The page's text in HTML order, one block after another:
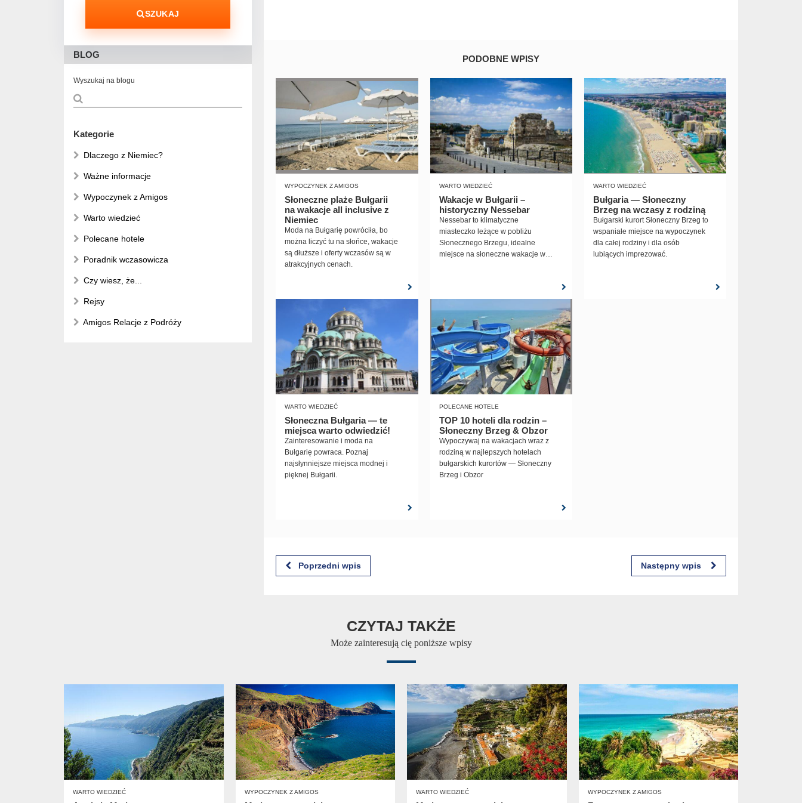
PODOBNE WPISY
WYPOCZYNEK Z AMIGOS
Słoneczne plaże Bułgarii
na wakacje all inclusive z
Niemiec
Moda na Bułgarię powróciła, bo
można liczyć tu na słońce, wakacje
są dłuższe i oferty wczasów są w
atrakcyjnych cenach.
WARTO WIEDZIEĆ
Wakacje w Bułgarii –
historyczny Nessebar
Nessebar to klimatyczne
miasteczko leżące w pobliżu
Słonecznego Brzegu, idealne
miejsce na słoneczne wakacje w
WARTO WIEDZIEĆ
Bułgaria — Słoneczny
Brzeg na wczasy z rodziną
Bułgarski kurort Słoneczny Brzeg to
wspaniałe miejsce na wypoczynek
dla całej rodziny i dla osób
lubiących imprezować.
WARTO WIEDZIEĆ
Słoneczna Bułgaria — te
miejsca warto odwiedzić!
Zainteresowanie i moda na
Bułgarię powraca. Poznaj
najsłynniejsze miejsca modnej i
pięknej Bułgarii.
POLECANE HOTELE
TOP 10 hoteli dla rodzin –
Słoneczny Brzeg & Obzor
Wypoczywaj na wakacjach wraz z
rodziną w najlepszych hotelach
bułgarskich kurortów — Słoneczny
Brzeg i Obzor
Poprzedni wpis Następny wpis
BLOG
Wyszukaj na blogu
Kategorie
Dlaczego z Niemiec?
Ważne informacje
Wypoczynek z Amigos
Warto wiedzieć
Polecane hotele
Poradnik wczasowicza
Czy wiesz, że...
Rejsy
Amigos Relacje z Podróży
SZUKAJ
CZYTAJ TAKŻE
Może zainteresują cię poniższe wpisy
WARTO WIEDZIEĆ WYPOCZYNEK Z AMIGOS WARTO WIEDZIEĆ WYPOCZYNEK Z AMIGOS